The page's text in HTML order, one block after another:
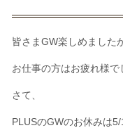
皆さまGW楽しめました
お仕事の方はお疲れ様
さて、
PLUSのGWのお休みは